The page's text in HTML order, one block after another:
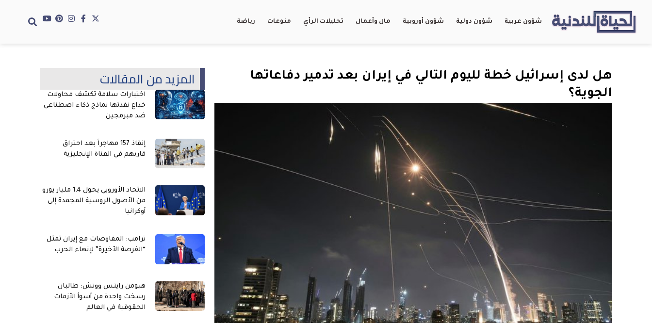
شؤون عربية شؤون دولية شؤون أوروبية مال وأعمال تحليلات الرأي منوعات رياضة
هل لدى إسرائيل خطة لليوم التالي في إيران بعد تدمير دفاعاتها
الجوية؟
المزيد من المقالات
اختبارات سلامة تكشف محاولات
خداع نفذتها نماذج ذكاء اصطناعي
ضد مبرمجين
إنقاذ 157 مهاجراً بعد احتراق
قاربهم في القناة الإنجليزية
الاتحاد الأوروبي يحول 1.4 مليار يورو
من الأصول الروسية المجمدة إلى
أوكرانيا
ترامب: المفاوضات مع إيران تمثل
“الفرصة الأخيرة” لإنهاء الحرب
هيومن رايتس ووتش: طالبان
رسخت واحدة من أسوأ الأزمات
الحقوقية في العالم